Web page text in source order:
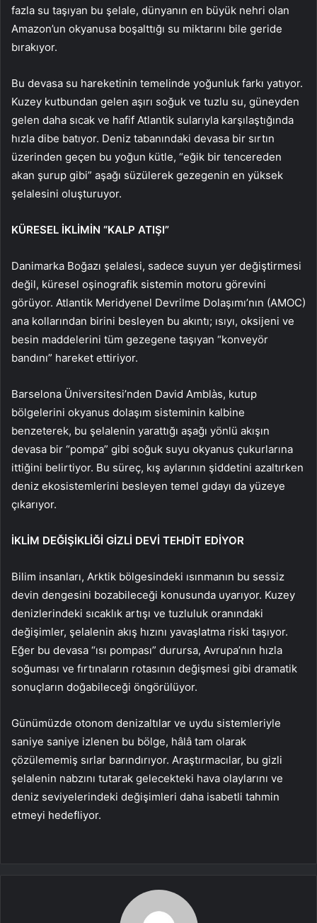
fazla su taşıyan bu şelale, dünyanın en büyük nehri olan
Amazon’un okyanusa boşalttığı su miktarını bile geride
bırakıyor.
Bu devasa su hareketinin temelinde yoğunluk farkı yatıyor.
Kuzey kutbundan gelen aşırı soğuk ve tuzlu su, güneyden
gelen daha sıcak ve hafif Atlantik sularıyla karşılaştığında
hızla dibe batıyor. Deniz tabanındaki devasa bir sırtın
üzerinden geçen bu yoğun kütle, “eğik bir tencereden
akan şurup gibi” aşağı süzülerek gezegenin en yüksek
şelalesini oluşturuyor.
KÜRESEL İKLİMİN “KALP ATIŞI”
Danimarka Boğazı şelalesi, sadece suyun yer değiştirmesi
değil, küresel oşinografik sistemin motoru görevini
görüyor. Atlantik Meridyenel Devrilme Dolaşımı’nın (AMOC)
ana kollarından birini besleyen bu akıntı; ısıyı, oksijeni ve
besin maddelerini tüm gezegene taşıyan “konveyör
bandını” hareket ettiriyor.
Barselona Üniversitesi’nden David Amblàs, kutup
bölgelerini okyanus dolaşım sisteminin kalbine
benzeterek, bu şelalenin yarattığı aşağı yönlü akışın
devasa bir “pompa” gibi soğuk suyu okyanus çukurlarına
ittiğini belirtiyor. Bu süreç, kış aylarının şiddetini azaltırken
deniz ekosistemlerini besleyen temel gıdayı da yüzeye
çıkarıyor.
İKLİM DEĞİŞİKLİĞİ GİZLİ DEVİ TEHDİT EDİYOR
Bilim insanları, Arktik bölgesindeki ısınmanın bu sessiz
devin dengesini bozabileceği konusunda uyarıyor. Kuzey
denizlerindeki sıcaklık artışı ve tuzluluk oranındaki
değişimler, şelalenin akış hızını yavaşlatma riski taşıyor.
Eğer bu devasa “ısı pompası” durursa, Avrupa’nın hızla
soğuması ve fırtınaların rotasının değişmesi gibi dramatik
sonuçların doğabileceği öngörülüyor.
Günümüzde otonom denizaltılar ve uydu sistemleriyle
saniye saniye izlenen bu bölge, hâlâ tam olarak
çözülememiş sırlar barındırıyor. Araştırmacılar, bu gizli
şelalenin nabzını tutarak gelecekteki hava olaylarını ve
deniz seviyelerindeki değişimleri daha isabetli tahmin
etmeyi hedefliyor.